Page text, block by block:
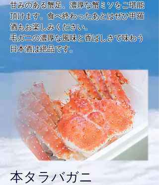
甘みのある蟹足、濃厚な蟹ミソをご堪能
頂けます。食べ終わったあとはぜひ甲羅
酒もお楽しみください。
​毛ガニの濃厚な風味と香ばしさで味わう
日本酒は絶品です。
​本タラバガニ